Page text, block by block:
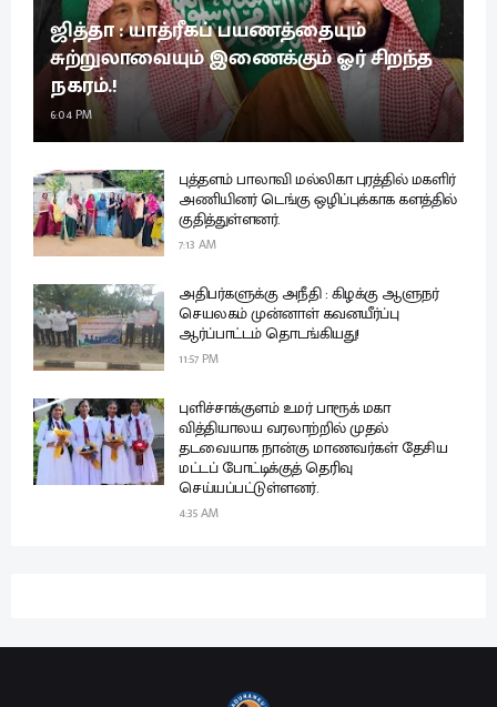
ஜித்தா : யாத்ரீகப் பயணத்தையும்
சுற்றுலாவையும் இணைக்கும் ஓர் சிறந்த
நகரம்.!
6:04 PM
புத்தளம் பாலாவி மல்லிகா புரத்தில் மகளிர்
அணியினர் டெங்கு ஒழிப்புக்காக களத்தில்
குதித்துள்ளனர்.
7:13 AM
அதிபர்களுக்கு அநீதி : கிழக்கு ஆளுநர்
செயலகம் முன்னாள் கவனயீர்ப்பு
ஆர்ப்பாட்டம் தொடங்கியது!
11:57 PM
புளிச்சாக்குளம் உமர் பாரூக் மகா
வித்தியாலய வரலாற்றில் முதல்
தடவையாக நான்கு மாணவர்கள் தேசிய
மட்டப் போட்டிக்குத் தெரிவு
செய்யப்பட்டுள்ளனர்.
4:35 AM